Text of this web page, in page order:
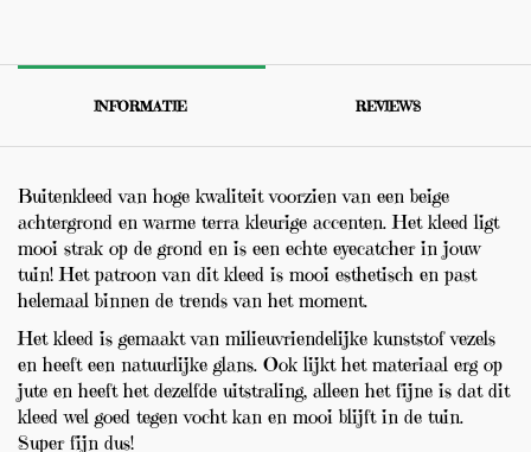
INFORMATIE REVIEWS
Buitenkleed van hoge kwaliteit voorzien van een beige
achtergrond en warme terra kleurige accenten. Het kleed ligt
mooi strak op de grond en is een echte eyecatcher in jouw
tuin! Het patroon van dit kleed is mooi esthetisch en past
helemaal binnen de trends van het moment.
Het kleed is gemaakt van milieuvriendelijke kunststof vezels
en heeft een natuurlijke glans. Ook lijkt het materiaal erg op
jute en heeft het dezelfde uitstraling, alleen het fijne is dat dit
kleed wel goed tegen vocht kan en mooi blijft in de tuin.
Super fijn dus!